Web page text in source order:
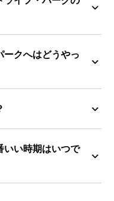
ークへはどうやっ
いい時期はいつで